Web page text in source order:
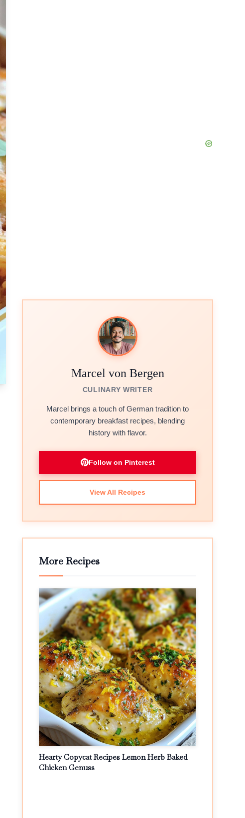
Marcel von Bergen
CULINARY WRITER
Marcel brings a touch of German tradition to
contemporary breakfast recipes, blending
history with flavor.
Follow on Pinterest
View All Recipes
More Recipes
Hearty Copycat Recipes Lemon Herb Baked
Chicken Genuss